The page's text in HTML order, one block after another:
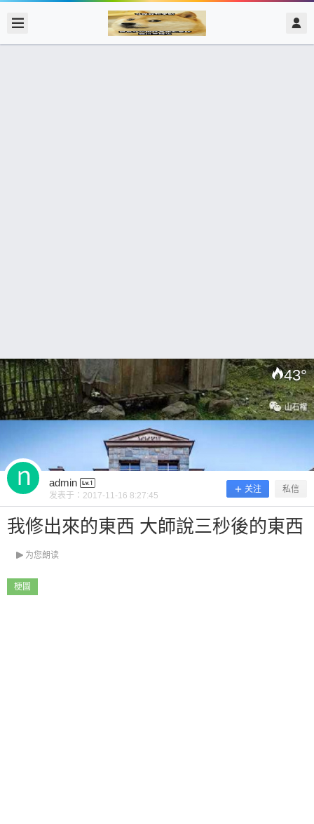
43°
admin
发表于： 2017-11-16 8:27:45
关注 私信
我修出來的東西 大師說三秒後的東西
为您朗读
梗圖
admin @ 梗圖大全 MEME NOW 2017/11/16